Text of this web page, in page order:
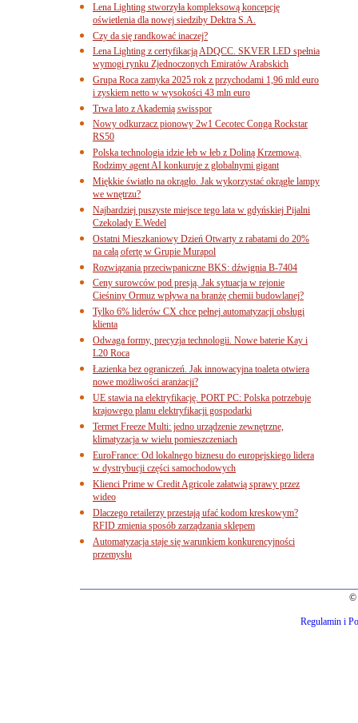
Lena Lighting stworzyła kompleksową koncepcję
oświetlenia dla nowej siedziby Dektra S.A.
Czy da się randkować inaczej?
Lena Lighting z certyfikacją ADQCC. SKVER LED spełnia
wymogi rynku Zjednoczonych Emiratów Arabskich
Grupa Roca zamyka 2025 rok z przychodami 1,96 mld euro
i zyskiem netto w wysokości 43 mln euro
Trwa lato z Akademią swisspor
Nowy odkurzacz pionowy 2w1 Cecotec Conga Rockstar
RS50
Polska technologia idzie łeb w łeb z Doliną Krzemową.
Rodzimy agent AI konkuruje z globalnymi gigant
Miękkie światło na okrągło. Jak wykorzystać okrągłe lampy
we wnętrzu?
Najbardziej puszyste miejsce tego lata w gdyńskiej Pijalni
Czekolady E.Wedel
Ostatni Mieszkaniowy Dzień Otwarty z rabatami do 20%
na całą ofertę w Grupie Murapol
Rozwiązania przeciwpaniczne BKS: dźwignia B-7404
Ceny surowców pod presją. Jak sytuacja w rejonie
Cieśniny Ormuz wpływa na branżę chemii budowlanej?
Tylko 6% liderów CX chce pełnej automatyzacji obsługi
klienta
Odwaga formy, precyzja technologii. Nowe baterie Kay i
L20 Roca
Łazienka bez ograniczeń. Jak innowacyjna toaleta otwiera
nowe możliwości aranżacji?
UE stawia na elektryfikację. PORT PC: Polska potrzebuje
krajowego planu elektryfikacji gospodarki
Termet Freeze Multi: jedno urządzenie zewnętrzne,
klimatyzacja w wielu pomieszczeniach
EuroFrance: Od lokalnego biznesu do europejskiego lidera
w dystrybucji części samochodowych
Klienci Prime w Credit Agricole załatwią sprawy przez
wideo
Dlaczego retailerzy przestają ufać kodom kreskowym?
RFID zmienia sposób zarządzania sklepem
Automatyzacja staje się warunkiem konkurencyjności
przemysłu
©
Regulamin i